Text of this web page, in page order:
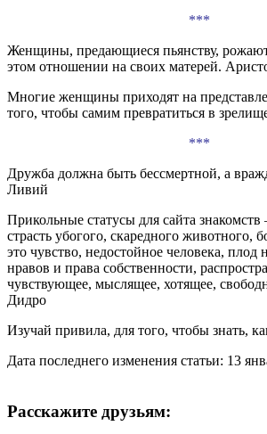
***
Женщины, предающиеся пьянству,
этом отношении на своих матерей.
Многие женщины приходят на
того, чтобы самим превратиться в
***
Дружба должна быть бессмертной, а
Ливий
Прикольные статусы для сайта
страсть убогого, скаредного животного,
это чувство, недостойное человека,
нравов и права собственности,
чувствующее, мыслящее, хотящее,
Дидро
Изучай привила, для того, чтобы знать,
Дата последнего изменения статьи: 13
Расскажите друзьям: